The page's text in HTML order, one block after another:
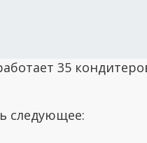
35
следующее: